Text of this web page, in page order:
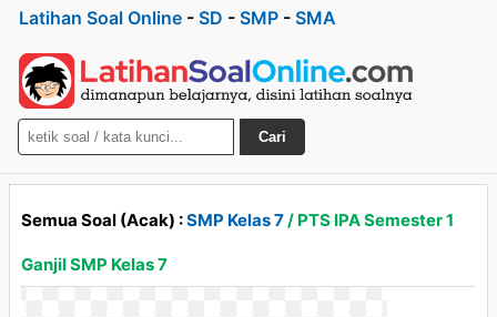
Latihan Soal Online - SD - SMP - SMA
Cari
Semua Soal (Acak) :SMP Kelas 7/ PTS IPA Semester 1
Ganjil SMP Kelas 7